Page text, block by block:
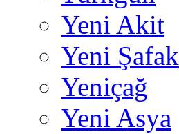
Yeni Akit
Yeni Şafak
Yeniçağ
Yeni Asya